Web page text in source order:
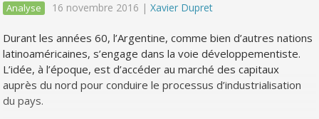
Analyse 16 novembre 2016 |Xavier Dupret
Durant les années 60, l’Argentine, comme bien d’autres nations
latinoaméricaines, s’engage dans la voie développementiste.
L’idée, à l’époque, est d’accéder au marché des capitaux
auprès du nord pour conduire le processus d’industrialisation
du pays.